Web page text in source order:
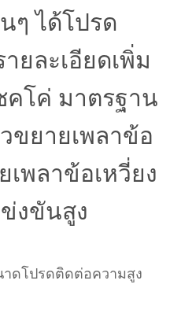
ๆ ได้โปรด
ยละเอียดเพิ่ม
คโค่ มาตรฐาน
ขยายเพลาข้อ
เพลาข้อเหวี่ยง
งขันสูง
ดโปรดติดต่อความสูง